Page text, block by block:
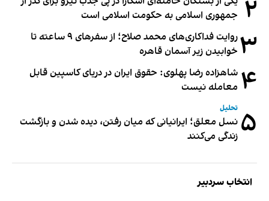
۲ جمهوری اسلامی به حکومت اسلامی است
۳
روایت فداکاری‌های محمد صلاح؛ از سفرهای ۹ ساعته تا
خوابیدن زیر آسمان قاهره
۴ شاهزاده رضا پهلوی: حقوق ایران در دریای کاسپین قابل
معامله نیست
۵ تحلیل
نسل معلق؛ ایرانیانی که میان رفتن، دیده شدن و بازگشت
زندگی می‌کنند
انتخاب سردبیر